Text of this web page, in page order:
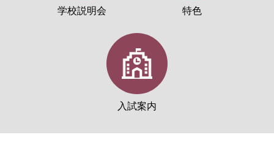
学校説明会 特色
入試案内